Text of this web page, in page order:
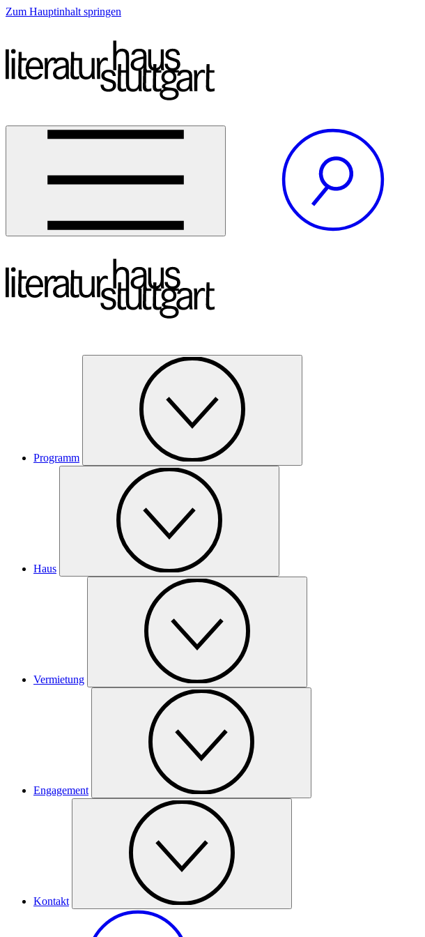
Zum Hauptinhalt springen
Programm
Haus
Vermietung
Engagement
Kontakt